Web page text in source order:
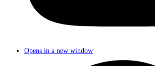
Opens in a new window